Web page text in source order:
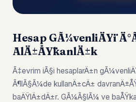
Hesap GÃ¼venliÄŸi
AlÄ±ÅŸkanlÄ±k
Ã‡evrim iÃ§i hesaplarÄ±n
Ã¶lÃ§Ã¼de kullanÄ±cÄ±
baÄŸlÄ±dÄ±r. GÃ¼Ã§lÃ¼ ve